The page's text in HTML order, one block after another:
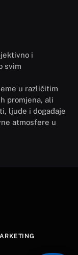
i
svim
u različitim
promjena, ali
ljude i događaje
atmosfere u